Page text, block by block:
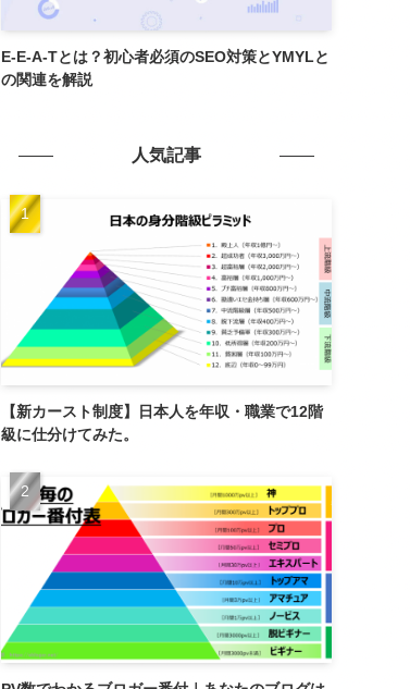
E-E-A-Tとは？初心者必須のSEO対策とYMYLと
の関連を解説
人気記事
【新カースト制度】日本人を年収・職業で12階
級に仕分けてみた。